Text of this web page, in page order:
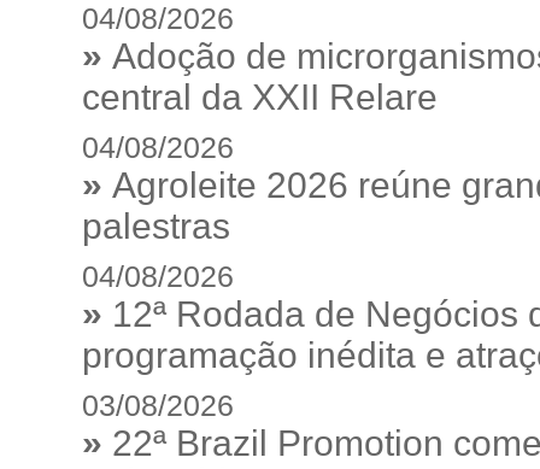
04/08/2026
» Adoção de
central da XXII Relare
04/08/2026
» Agroleite 2026 reúne
palestras
04/08/2026
» 12ª Rodada de Negócios
programação inédita e
03/08/2026
» 22ª Brazil Promotion